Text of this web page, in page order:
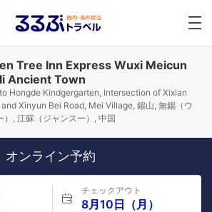
Tree Inn Express Wuxi Meicun
Ancient Town
Hongde Kindgergarten, Intersection of Xixian
and Xinyun Bei Road, Mei Village, 錫山, 無錫（ウ
）, 江蘇（ジャンスー）, 中国
オンライン予約
チェックアウト
8月10日（月）